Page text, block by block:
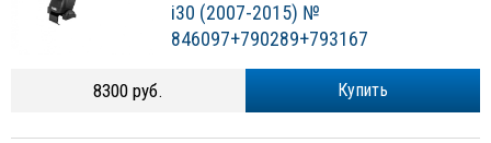
i30 (2007-2015) №
846097+790289+793167
Купить
8300 руб.